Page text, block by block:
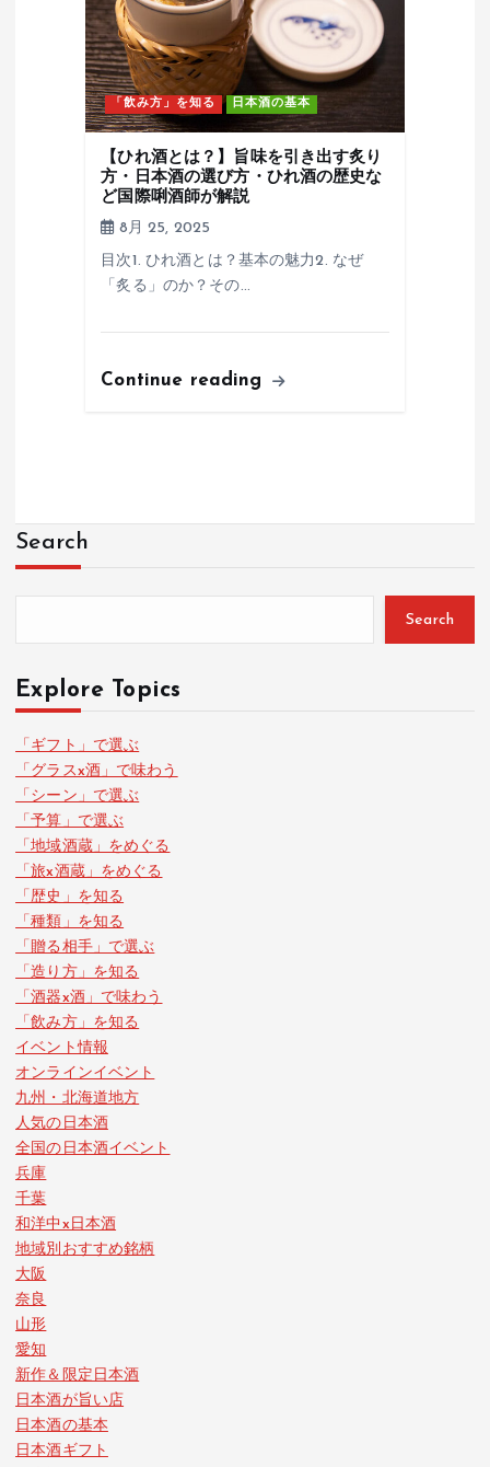
「飲み方」を知る 日本酒の基本
【ひれ酒とは？】旨味を引き出す炙り
方・日本酒の選び方・ひれ酒の歴史な
ど国際唎酒師が解説
8月 25, 2025
目次1. ひれ酒とは？基本の魅力2. なぜ
「炙る」のか？その…
Continue reading
Search
Search
Explore Topics
「ギフト」で選ぶ
「グラスx酒」で味わう
「シーン」で選ぶ
「予算」で選ぶ
「地域酒蔵」をめぐる
「旅x酒蔵」をめぐる
「歴史」を知る
「種類」を知る
「贈る相手」で選ぶ
「造り方」を知る
「酒器x酒」で味わう
「飲み方」を知る
イベント情報
オンラインイベント
九州・北海道地方
人気の日本酒
全国の日本酒イベント
兵庫
千葉
和洋中x日本酒
地域別おすすめ銘柄
大阪
奈良
山形
愛知
新作＆限定日本酒
日本酒が旨い店
日本酒の基本
日本酒ギフト